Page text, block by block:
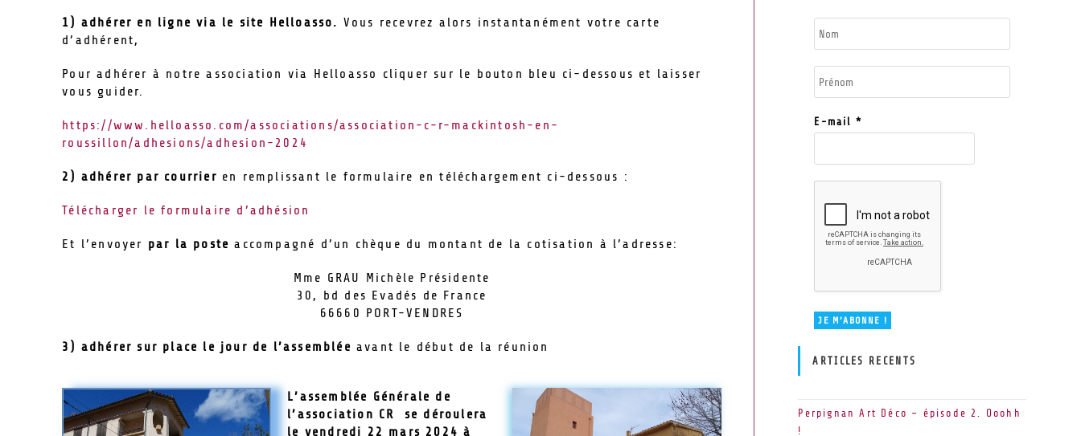
1) adhérer en ligne via le site Helloasso. Vous recevrez alors instantanément votre carte
d’adhérent,
Pour adhérer à notre association via Helloasso cliquer sur le bouton bleu ci-dessous et laisser
vous guider.
https://www.helloasso.com/associations/association-c-r-mackintosh-en-
roussillon/adhesions/adhesion-2024
2) adhérer par courrier en remplissant le formulaire en téléchargement ci-dessous :
Télécharger le formulaire d’adhésion
Et l’envoyer par la poste accompagné d’un chèque du montant de la cotisation à l’adresse:
Mme GRAU Michèle Présidente
30, bd des Evadés de France
66660 PORT-VENDRES
3) adhérer sur place le jour de l’assemblée avant le début de la réunion
L’assemblée Générale de
l’association CR se déroulera
le vendredi 22 mars 2024 à
E-mail *
ARTICLES RECENTS
Perpignan Art Déco – épisode 2. Ooohh
!